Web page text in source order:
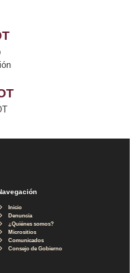
Inicio
Denuncia
¿Quiénes somos?
Micrositios
Comunicados
Consejo de Gobierno